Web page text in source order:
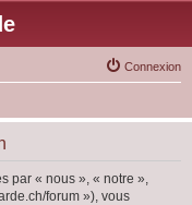
Connexion
par « nous », « notre »,
forum »), vous